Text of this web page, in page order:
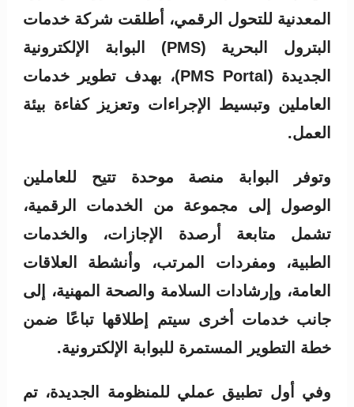
المعدنية للتحول الرقمي، أطلقت شركة خدمات
البترول البحرية (PMS) البوابة الإلكترونية
الجديدة (PMS Portal)، بهدف تطوير خدمات
العاملين وتبسيط الإجراءات وتعزيز كفاءة بيئة
العمل.
وتوفر البوابة منصة موحدة تتيح للعاملين
الوصول إلى مجموعة من الخدمات الرقمية،
تشمل متابعة أرصدة الإجازات، والخدمات
الطبية، ومفردات المرتب، وأنشطة العلاقات
العامة، وإرشادات السلامة والصحة المهنية، إلى
جانب خدمات أخرى سيتم إطلاقها تباعًا ضمن
خطة التطوير المستمرة للبوابة الإلكترونية.
وفي أول تطبيق عملي للمنظومة الجديدة، تم